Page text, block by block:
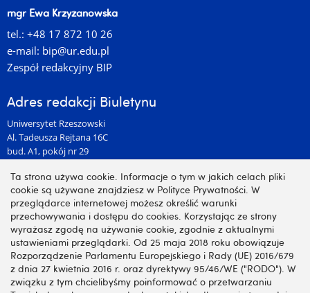
mgr Ewa Krzyżanowska
tel.: +48 17 872 10 26
e-mail: bip@ur.edu.pl
Zespół redakcyjny BIP
Adres redakcji Biuletynu
Uniwersytet Rzeszowski
Al. Tadeusza Rejtana 16C
bud. A1, pokój nr 29
Informacje o serwisie
Ponowne wykorzystywanie
Udostępnianie informacji publicznej
Instrukcja obsługi Biuletynu
Deklaracja dostępności
Ta strona używa cookie. Informacje o tym w jakich celach pliki
cookie są używane znajdziesz w Polityce Prywatności. W
przeglądarce internetowej możesz określić warunki
przechowywania i dostępu do cookies. Korzystając ze strony
wyrażasz zgodę na używanie cookie, zgodnie z aktualnymi
ustawieniami przeglądarki. Od 25 maja 2018 roku obowiązuje
Rozporządzenie Parlamentu Europejskiego i Rady (UE) 2016/679
z dnia 27 kwietnia 2016 r. oraz dyrektywy 95/46/WE ("RODO"). W
związku z tym chcielibyśmy poinformować o przetwarzaniu